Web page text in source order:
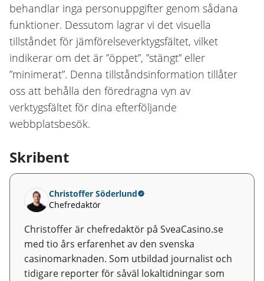
behandlar inga personuppgifter genom sådana
funktioner. Dessutom lagrar vi det visuella
tillståndet för jämförelseverktygsfältet, vilket
indikerar om det är ”öppet”, ”stängt” eller
”minimerat”. Denna tillståndsinformation tillåter
oss att behålla den föredragna vyn av
verktygsfältet för dina efterföljande
webbplatsbesök.
Skribent
Christoffer Söderlund
Chefredaktör
Christoffer är chefredaktör på SveaCasino.se
med tio års erfarenhet av den svenska
casinomarknaden. Som utbildad journalist och
tidigare reporter för såväl lokaltidningar som